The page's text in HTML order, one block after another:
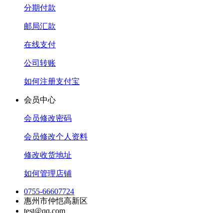
分期付款
邮局汇款
在线支付
公司转账
如何注册支付宝
会员中心
会员修改密码
会员修改个人资料
修改收货地址
如何管理店铺
0755-66607724
惠州市仲恺高新区
test@qq.com